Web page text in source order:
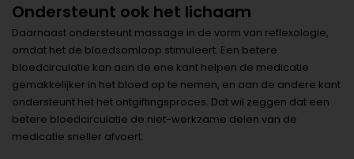
Ondersteunt ook het lichaam
Daarnaast ondersteunt massage in de vorm van reflexologie,
omdat het de bloedsomloop stimuleert. Een betere
bloedcirculatie kan aan de ene kant helpen de medicatie
gemakkelijker in het bloed op te nemen, en aan de andere kant
ondersteunt het het ontgiftingsproces. Dat wil zeggen dat een
betere bloedcirculatie de niet-werkzame delen van de
medicatie sneller afvoert.